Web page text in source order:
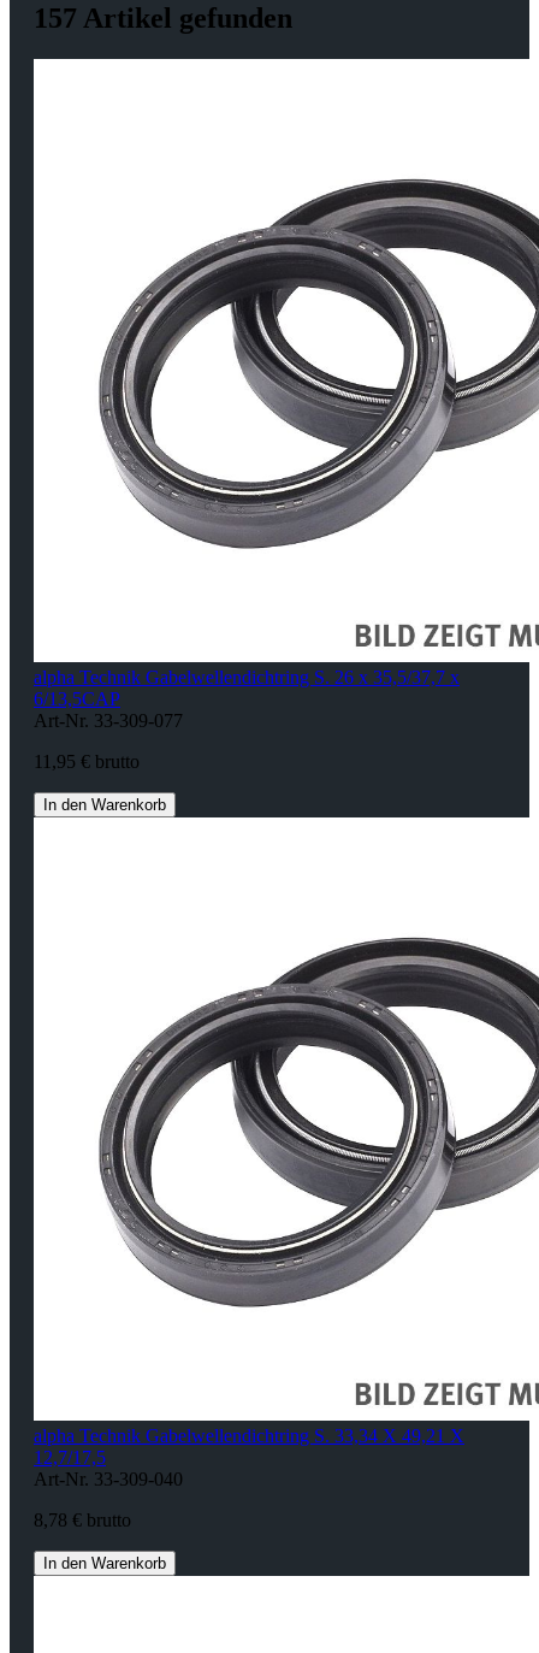
157 Artikel gefunden
alpha Technik Gabelwellendichtring S. 26 x 35,5/37,7 x
6/13,5CAP
Art-Nr. 33-309-077
11,95 € brutto
In den Warenkorb
alpha Technik Gabelwellendichtring S. 33,34 X 49,21 X
12,7/17,5
Art-Nr. 33-309-040
8,78 € brutto
In den Warenkorb